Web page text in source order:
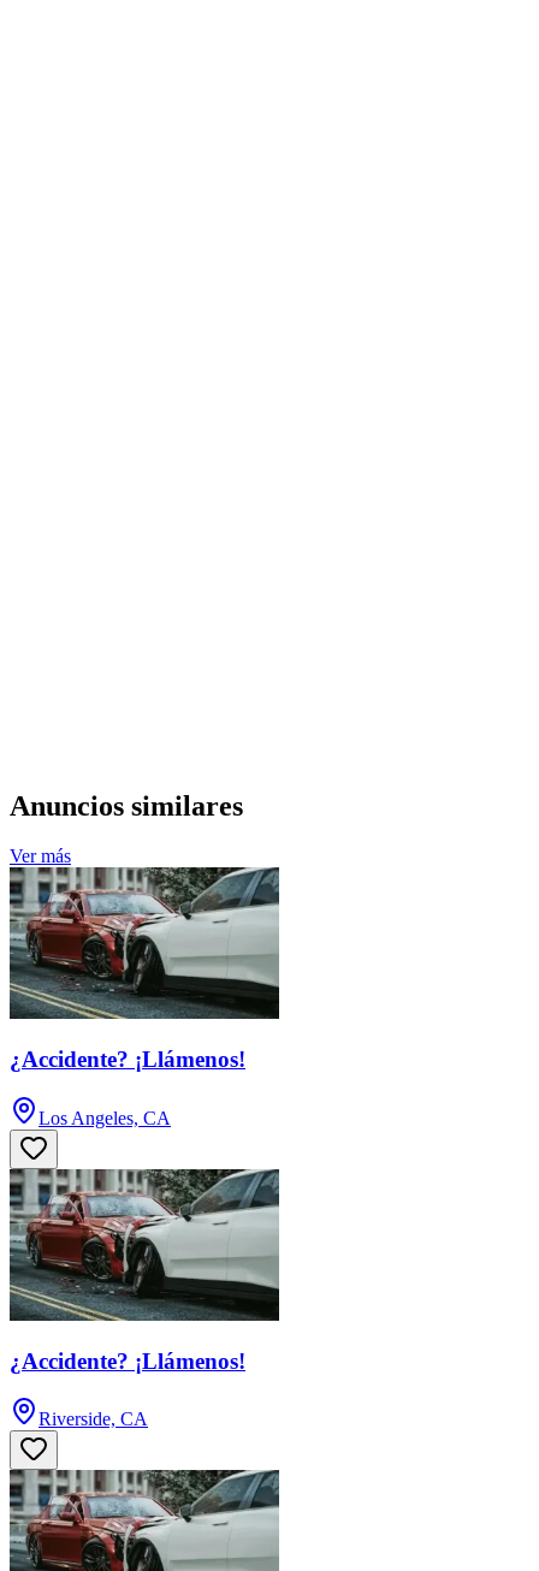
Anuncios similares
Ver más
¿Accidente? ¡Llámenos!
Los Angeles, CA
¿Accidente? ¡Llámenos!
Riverside, CA